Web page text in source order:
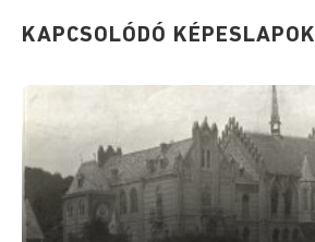
KAPCSOLÓDÓ KÉPESLAPOK